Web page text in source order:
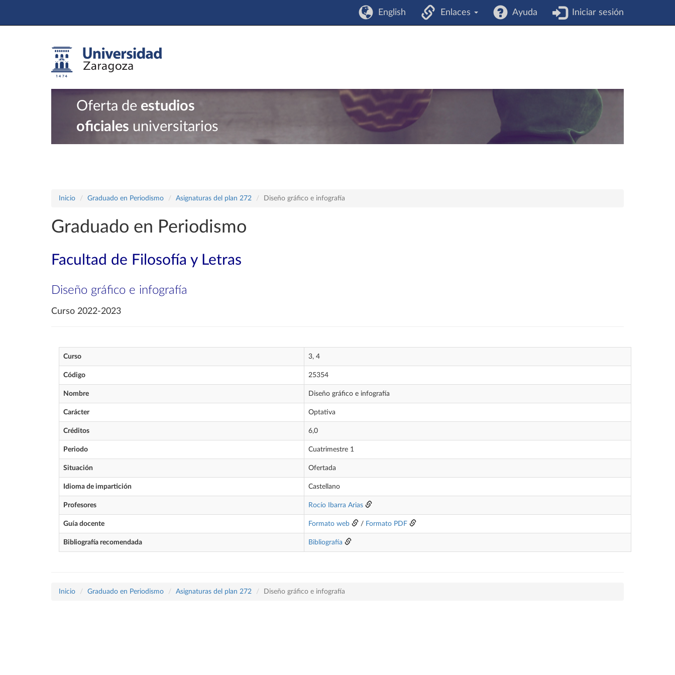
English Enlaces Ayuda Iniciar sesión
Oferta de estudios
oficiales universitarios
Inicio Graduado en Periodismo Asignaturas del plan 272 Diseño gráfico e infografía
Graduado en Periodismo
Facultad de Filosofía y Letras
Diseño gráfico e infografía
Curso 2022-2023
Curso 3, 4
Código 25354
Nombre Diseño gráfico e infografía
Carácter Optativa
Créditos 6,0
Periodo Cuatrimestre 1
Situación Ofertada
Idioma de impartición Castellano
Profesores Rocío Ibarra Arias
Guía docente Formato web / Formato PDF
Bibliografía recomendada Bibliografía
Inicio Graduado en Periodismo Asignaturas del plan 272 Diseño gráfico e infografía